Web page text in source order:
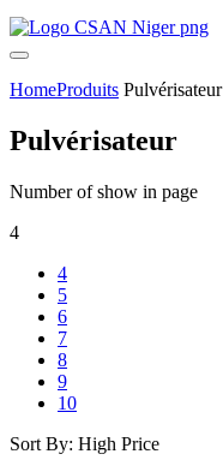
HomeProduits Pulvérisateur
Pulvérisateur
Number of show in page
4
4
5
6
7
8
9
10
Sort By: High Price